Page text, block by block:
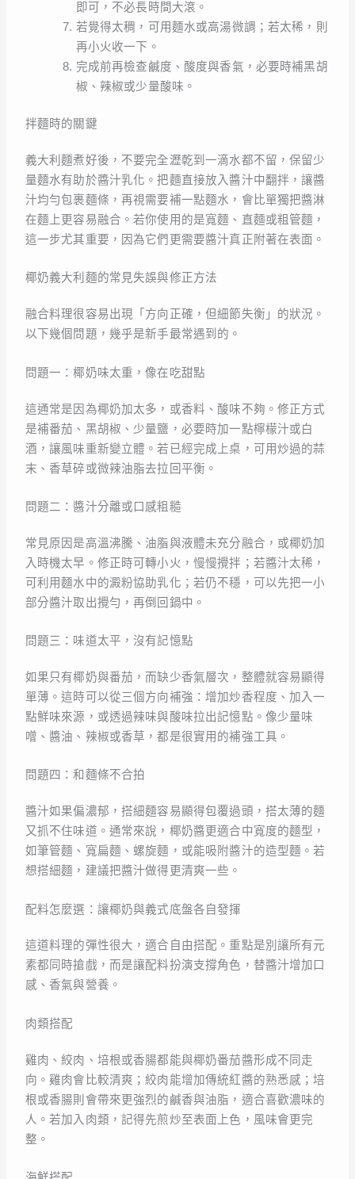
即可，不必長時間大滾。
若覺得太稠，可用麵水或高湯微調；若太稀，則
再小火收一下。
完成前再檢查鹹度、酸度與香氣，必要時補黑胡
椒、辣椒或少量酸味。
拌麵時的關鍵
義大利麵煮好後，不要完全瀝乾到一滴水都不留，保留少
量麵水有助於醬汁乳化。把麵直接放入醬汁中翻拌，讓醬
汁均勻包裹麵條，再視需要補一點麵水，會比單獨把醬淋
在麵上更容易融合。若你使用的是寬麵、直麵或粗管麵，
這一步尤其重要，因為它們更需要醬汁真正附著在表面。
椰奶義大利麵的常見失誤與修正方法
融合料理很容易出現「方向正確，但細節失衡」的狀況。
以下幾個問題，幾乎是新手最常遇到的。
問題一：椰奶味太重，像在吃甜點
這通常是因為椰奶加太多，或香料、酸味不夠。修正方式
是補番茄、黑胡椒、少量鹽，必要時加一點檸檬汁或白
酒，讓風味重新變立體。若已經完成上桌，可用炒過的蒜
末、香草碎或微辣油脂去拉回平衡。
問題二：醬汁分離或口感粗糙
常見原因是高溫沸騰、油脂與液體未充分融合，或椰奶加
入時機太早。修正時可轉小火，慢慢攪拌；若醬汁太稀，
可利用麵水中的澱粉協助乳化；若仍不穩，可以先把一小
部分醬汁取出攪勻，再倒回鍋中。
問題三：味道太平，沒有記憶點
如果只有椰奶與番茄，而缺少香氣層次，整體就容易顯得
單薄。這時可以從三個方向補強：增加炒香程度、加入一
點鮮味來源，或透過辣味與酸味拉出記憶點。像少量味
噌、醬油、辣椒或香草，都是很實用的補強工具。
問題四：和麵條不合拍
醬汁如果偏濃郁，搭細麵容易顯得包覆過頭，搭太薄的麵
又抓不住味道。通常來說，椰奶醬更適合中寬度的麵型，
如筆管麵、寬扁麵、螺旋麵，或能吸附醬汁的造型麵。若
想搭細麵，建議把醬汁做得更清爽一些。
配料怎麼選：讓椰奶與義式底盤各自發揮
這道料理的彈性很大，適合自由搭配。重點是別讓所有元
素都同時搶戲，而是讓配料扮演支撐角色，替醬汁增加口
感、香氣與營養。
肉類搭配
雞肉、絞肉、培根或香腸都能與椰奶番茄醬形成不同走
向。雞肉會比較清爽；絞肉能增加傳統紅醬的熟悉感；培
根或香腸則會帶來更強烈的鹹香與油脂，適合喜歡濃味的
人。若加入肉類，記得先煎炒至表面上色，風味會更完
整。